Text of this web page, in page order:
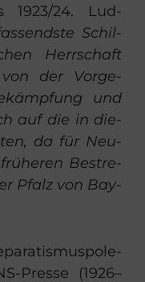
1923/24. Lud­
Schil­
Herr­schaft
der Vor­ge­
und
auf die in die­
da für Neu­
Be­stre­
Pfalz von Bay­
​Presse (1926–